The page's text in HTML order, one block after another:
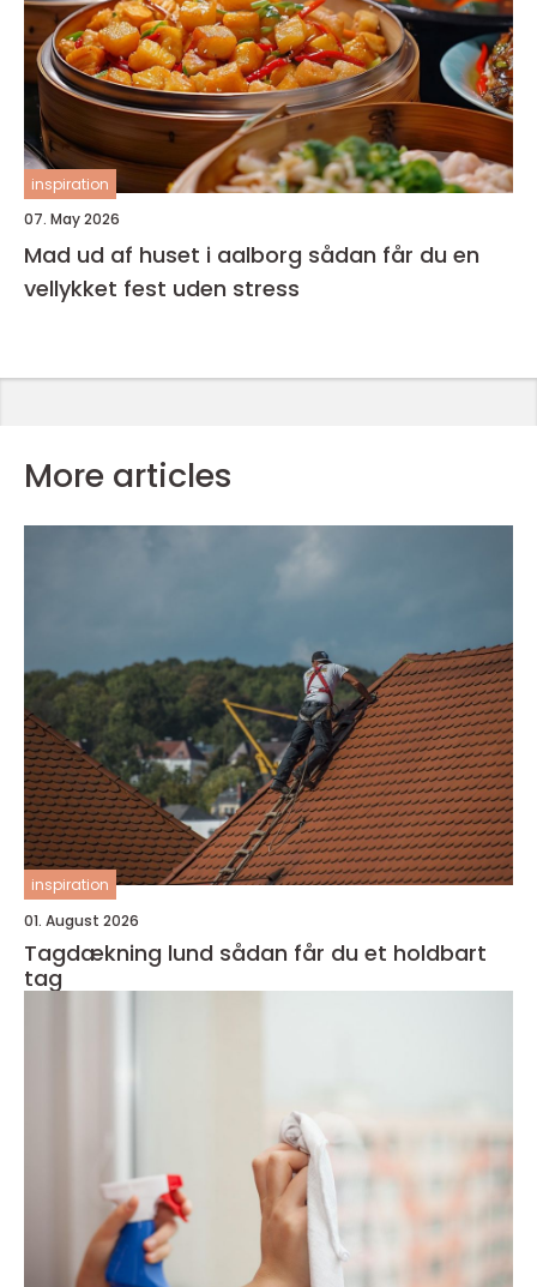
inspiration
07. May 2026
Mad ud af huset i aalborg sådan får du en
vellykket fest uden stress
More articles
inspiration
01. August 2026
Tagdækning lund sådan får du et holdbart
tag